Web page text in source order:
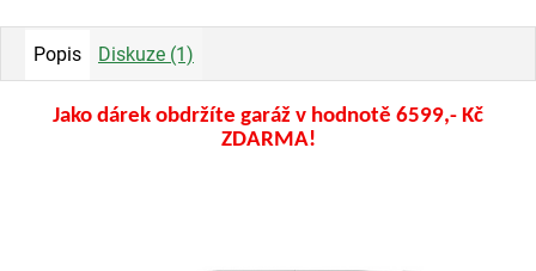
Popis Diskuze (1)
Jako dárek obdržíte garáž v hodnotě 6599,- Kč
ZDARMA!